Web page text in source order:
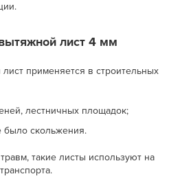
лист 4 мм
применяется в строительных
лестничных площадок;
было скольжения.
такие листы используют на